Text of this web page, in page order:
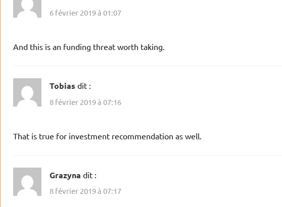
6 février 2019 à 01:07
And this is an funding threat worth taking.
Tobias dit :
8 février 2019 à 07:16
That is true for investment recommendation as well.
Grazyna dit :
8 février 2019 à 07:17